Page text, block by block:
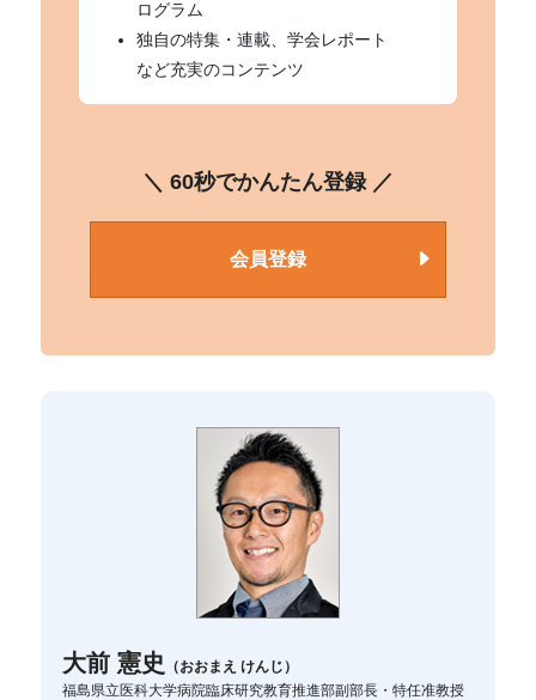
ログラム
独自の特集・連載、学会レポート
など充実のコンテンツ
＼ 60秒でかんたん登録 ／
会員登録
大前 憲史
（おおまえ けんじ）
福島県立医科大学病院臨床研究教育推進部副部長・特任准教授